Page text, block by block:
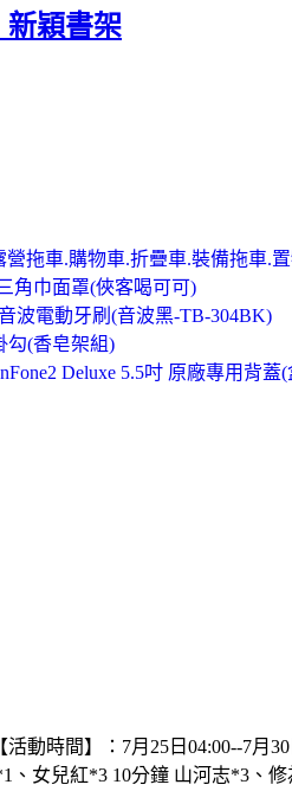
新穎書架
營拖車.購物車.折疊車.裝備拖車.
角巾面罩(俠客喝可可)
音波電動牙刷(音波黑-TB-304BK)
勾(香皂架組)
Deluxe 5.5吋 原廠專用背蓋
動時間】：7月25日04:00--7月
、女兒紅*3 10分鐘 山河志*3、